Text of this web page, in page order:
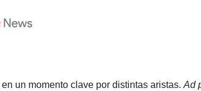
un momento clave por distintas aristas. Ad